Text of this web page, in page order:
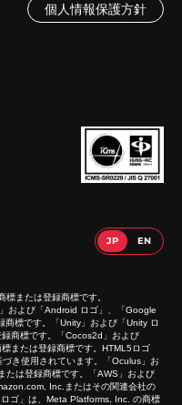
個人情報保護方針
または登録商標です。
および「Android ロゴ」、「Google
標です。「Unity」および「Unity ロ
商標です。「Cocos2d」および
または登録商標です。HTML5ロゴ
き使用されています。「Oculus」お
たは登録商標です。「AWS」および
Inc.またはその関連会社の
ゴ」は、Meta Platforms, Inc. の商標